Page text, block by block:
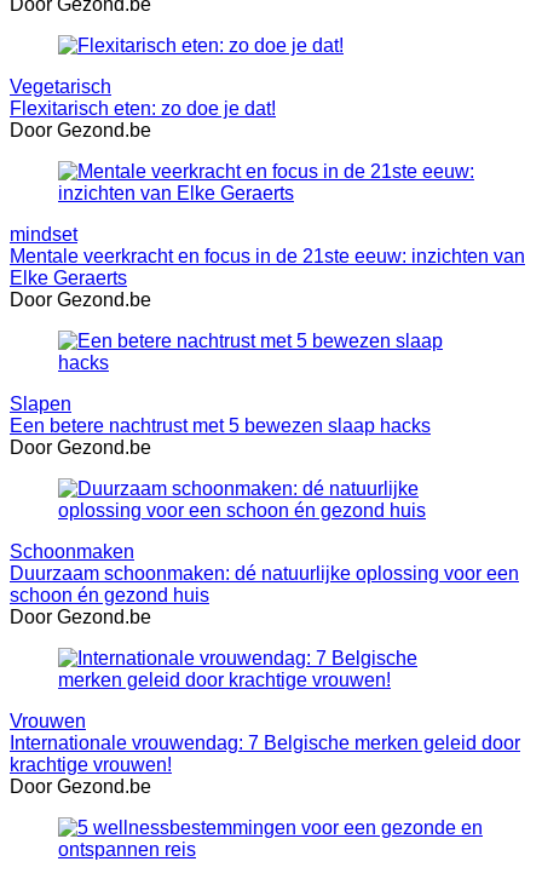
Vegetarisch
Flexitarisch eten: zo doe je dat!
Door Gezond.be
mindset
Mentale veerkracht en focus in de 21ste eeuw: inzichten van
Elke Geraerts
Door Gezond.be
Slapen
Een betere nachtrust met 5 bewezen slaap hacks
Door Gezond.be
Schoonmaken
Duurzaam schoonmaken: dé natuurlijke oplossing voor een
schoon én gezond huis
Door Gezond.be
Vrouwen
Internationale vrouwendag: 7 Belgische merken geleid door
krachtige vrouwen!
Door Gezond.be